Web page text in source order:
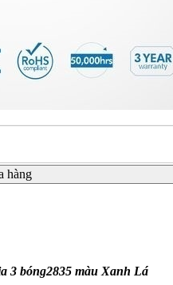
hàng
3 bóng2835 màu Xanh Lá